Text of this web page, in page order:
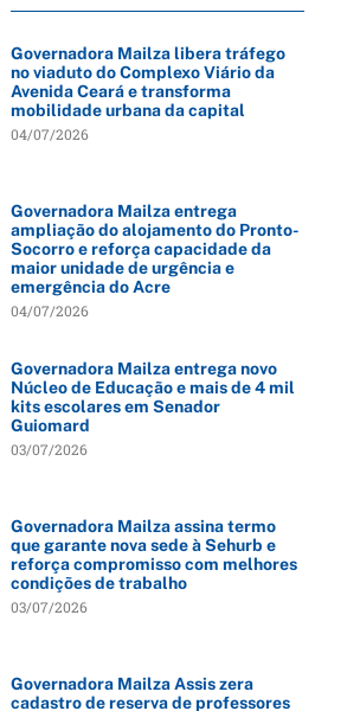
Governadora Mailza libera tráfego
no viaduto do Complexo Viário da
Avenida Ceará e transforma
mobilidade urbana da capital
04/07/2026
Governadora Mailza entrega
ampliação do alojamento do Pronto-
Socorro e reforça capacidade da
maior unidade de urgência e
emergência do Acre
04/07/2026
Governadora Mailza entrega novo
Núcleo de Educação e mais de 4 mil
kits escolares em Senador
Guiomard
03/07/2026
Governadora Mailza assina termo
que garante nova sede à Sehurb e
reforça compromisso com melhores
condições de trabalho
03/07/2026
Governadora Mailza Assis zera
cadastro de reserva de professores